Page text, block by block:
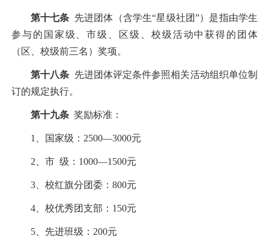
第十七条 先进团体（含学生“星级社团”）是指由学生
参与的国家级、市级、区级、校级活动中获得的团体
（区、校级前三名）奖项。
第十八条 先进团体评定条件参照相关活动组织单位制
订的规定执行。
第十九条 奖励标准：
1 、国家级： 2500—3000元
2 、市 级： 1000—1500元
3、校红旗分团委： 800元
4、校优秀团支部： 150元
5、先进班级： 200元